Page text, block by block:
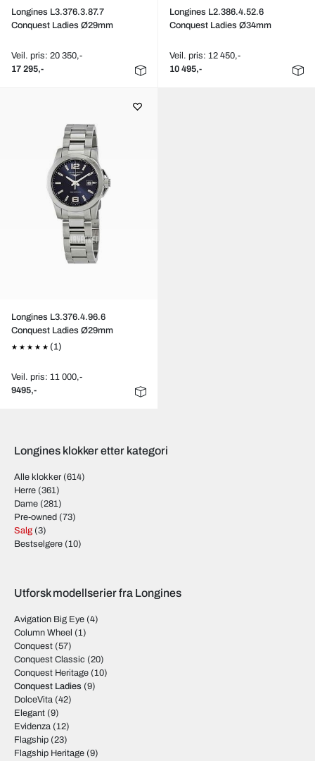
Longines L3.376.3.87.7
Conquest Ladies Ø29mm
Veil. pris: 20 350,-
17 295,-
Longines L2.386.4.52.6
Conquest Ladies Ø34mm
Veil. pris: 12 450,-
10 495,-
Longines L3.376.4.96.6
Conquest Ladies Ø29mm
(1)
Veil. pris: 11 000,-
9495,-
Longines klokker etter kategori
Alle klokker (614)
Herre (361)
Dame (281)
Pre-owned (73)
Salg (3)
Bestselgere (10)
Utforsk modellserier fra Longines
Avigation Big Eye (4)
Column Wheel (1)
Conquest (57)
Conquest Classic (20)
Conquest Heritage (10)
Conquest Ladies (9)
DolceVita (42)
Elegant (9)
Evidenza (12)
Flagship (23)
Flagship Heritage (9)